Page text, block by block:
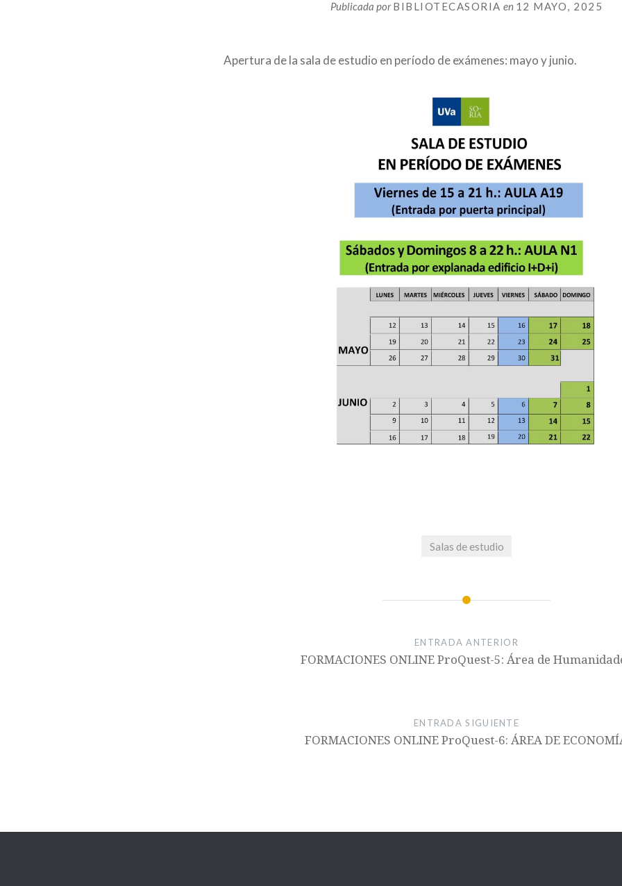
Publicada porBIBLIOTECASORIA en 12 MAYO, 2025
Apertura de la sala de estudio en período de exámenes: mayo y junio.
Salas de estudio
ENTRADA ANTERIOR
FORMACIONES ONLINE ProQuest-5: Área de
ENTRADA SIGUIENTE
FORMACIONES ONLINE ProQuest-6: ÁREA DE